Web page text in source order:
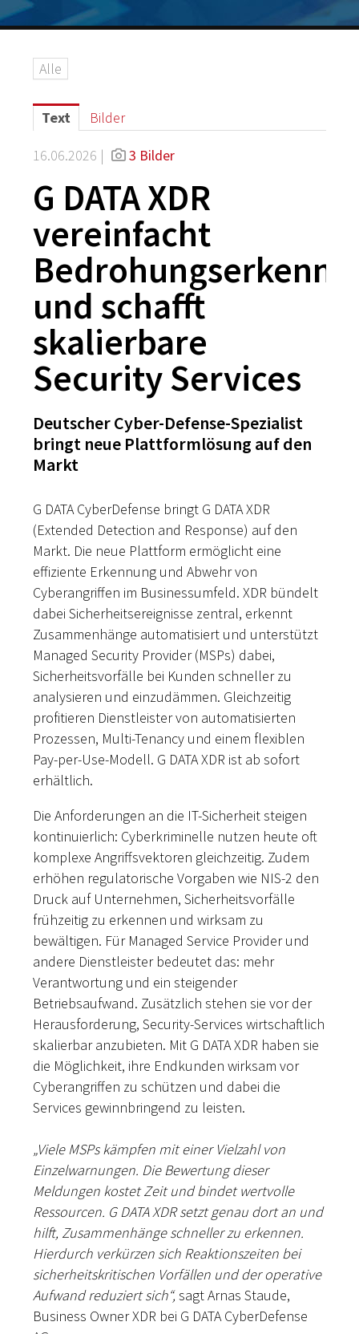
Logos
IT-Security
G DATA Campus
Kontakt
Alle
Text Bilder
16.06.2026 | 3 Bilder
G DATA XDR
vereinfacht
und schafft
skalierbare
Security Services
Deutscher Cyber-Defense-Spezialist
bringt neue Plattformlösung auf den
Markt
G DATA CyberDefense bringt G DATA XDR
(Extended Detection and Response) auf den
Markt. Die neue Plattform ermöglicht eine
effiziente Erkennung und Abwehr von
Cyberangriffen im Businessumfeld. XDR bündelt
dabei Sicherheitsereignisse zentral, erkennt
Zusammenhänge automatisiert und unterstützt
Managed Security Provider (MSPs) dabei,
Sicherheitsvorfälle bei Kunden schneller zu
analysieren und einzudämmen. Gleichzeitig
profitieren Dienstleister von automatisierten
Prozessen, Multi-Tenancy und einem flexiblen
Pay-per-Use-Modell. G DATA XDR ist ab sofort
erhältlich.
Die Anforderungen an die IT-Sicherheit steigen
kontinuierlich: Cyberkriminelle nutzen heute oft
komplexe Angriffsvektoren gleichzeitig. Zudem
erhöhen regulatorische Vorgaben wie NIS-2 den
Druck auf Unternehmen, Sicherheitsvorfälle
frühzeitig zu erkennen und wirksam zu
bewältigen. Für Managed Service Provider und
andere Dienstleister bedeutet das: mehr
Verantwortung und ein steigender
Betriebsaufwand. Zusätzlich stehen sie vor der
Herausforderung, Security-Services wirtschaftlich
skalierbar anzubieten. Mit G DATA XDR haben sie
die Möglichkeit, ihre Endkunden wirksam vor
Cyberangriffen zu schützen und dabei die
Services gewinnbringend zu leisten.
„Viele MSPs kämpfen mit einer Vielzahl von
Einzelwarnungen. Die Bewertung dieser
Meldungen kostet Zeit und bindet wertvolle
Ressourcen. G DATA XDR setzt genau dort an und
hilft, Zusammenhänge schneller zu erkennen.
Hierdurch verkürzen sich Reaktionszeiten bei
sicherheitskritischen Vorfällen und der operative
Aufwand reduziert sich“,sagt Arnas Staude,
Business Owner XDR bei G DATA CyberDefense